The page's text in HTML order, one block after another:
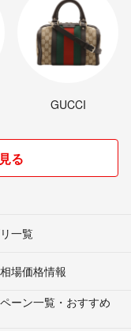
GUCCI
る
一覧
場価格情報
ーン一覧・おすすめ